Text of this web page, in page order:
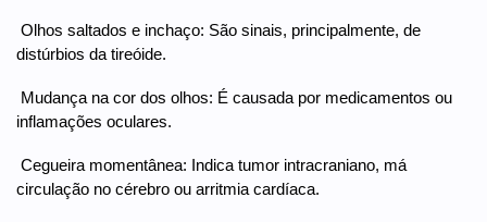
 Olhos saltados e inchaço: São sinais, principalmente, de
distúrbios da tireóide.
 Mudança na cor dos olhos: É causada por medicamentos ou
inflamações oculares.
 Cegueira momentânea: Indica tumor intracraniano, má
circulação no cérebro ou arritmia cardíaca.